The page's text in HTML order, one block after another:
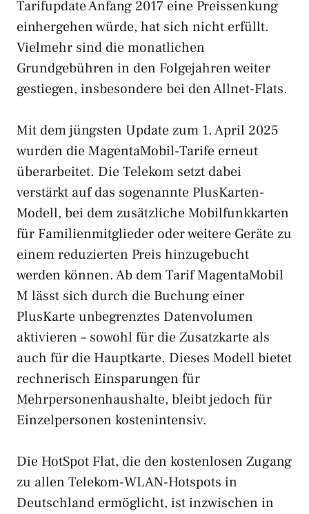
Tarifupdate Anfang 2017 eine Preissenkung
einhergehen würde, hat sich nicht erfüllt.
Vielmehr sind die monatlichen
Grundgebühren in den Folgejahren weiter
gestiegen, insbesondere bei den Allnet-Flats.
Mit dem jüngsten Update zum 1. April 2025
wurden die MagentaMobil-Tarife erneut
überarbeitet. Die Telekom setzt dabei
verstärkt auf das sogenannte PlusKarten-
Modell, bei dem zusätzliche Mobilfunkkarten
für Familienmitglieder oder weitere Geräte zu
einem reduzierten Preis hinzugebucht
werden können. Ab dem Tarif MagentaMobil
M lässt sich durch die Buchung einer
PlusKarte unbegrenztes Datenvolumen
aktivieren – sowohl für die Zusatzkarte als
auch für die Hauptkarte. Dieses Modell bietet
rechnerisch Einsparungen für
Mehrpersonenhaushalte, bleibt jedoch für
Einzelpersonen kostenintensiv.
Die HotSpot Flat, die den kostenlosen Zugang
zu allen Telekom-WLAN-Hotspots in
Deutschland ermöglicht, ist inzwischen in